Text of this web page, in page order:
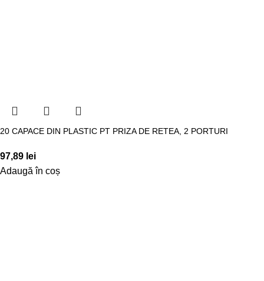
20 CAPACE DIN PLASTIC PT PRIZA DE RETEA, 2 PORTURI
97,89 lei
Adaugă în coș